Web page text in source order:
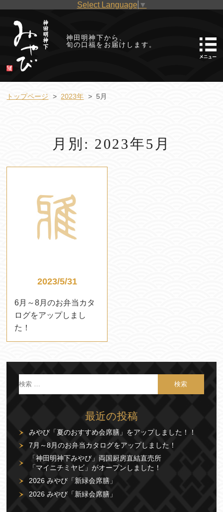
Select Language ▼
神田明神下から、
旬の口福をお届けします。
トップページ 2023年 5月
月別: 2023年5月
2023/5/31
6月～8月のお弁当カタ
ログをアップしまし
た！
最近の投稿
みやび「夏のおすすめ会席膳」をアップしました！！
7月～8月のお弁当カタログをアップしました！
「神田明神下みやび」両国厨房直結直売所
「マイニチミヤビ」がオープンしました！
2026 みやび「新緑会席膳」
2026 みやび「新緑会席膳」